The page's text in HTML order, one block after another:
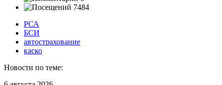
7484
РСА
БСИ
автострахование
каско
Новости по теме: